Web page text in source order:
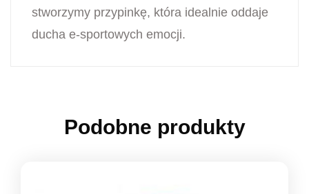
stworzymy przypinkę, która idealnie oddaje
ducha e-sportowych emocji.
Podobne produkty